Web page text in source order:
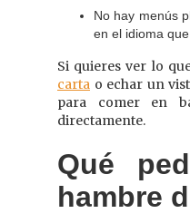
No hay menús
en el idioma
Si quieres ver lo
carta o echar un
para comer en
directamente.
Qué
hambre